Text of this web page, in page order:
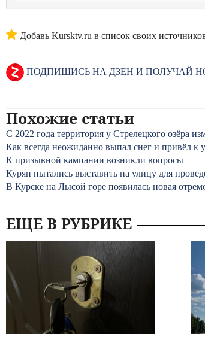
Добавь Kursktv.ru в список своих
ПОДПИШИСЬ НА ДЗЕН И ПОЛУЧАЙ
Похожие статьи
С 2022 года территория у Стрелецкого озёра
Как всегда неожиданно выпал снег и привёл
К призывной кампании возникли вопросы
Курян пытались выставить на улицу для
В Курске на Лысой горе появилась новая
ЕЩЕ В РУБРИКЕ